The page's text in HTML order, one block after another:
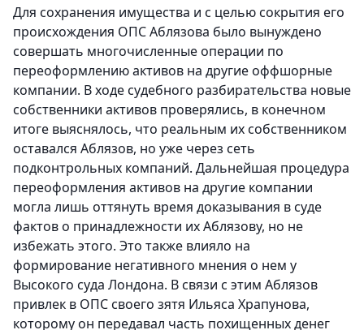
Для сохранения имущества и с целью сокрытия его
происхождения ОПС Аблязова было вынуждено
совершать многочисленные операции по
переоформлению активов на другие оффшорные
компании. В ходе судебного разбирательства новые
собственники активов проверялись, в конечном
итоге выяснялось, что реальным их собственником
оставался Аблязов, но уже через сеть
подконтрольных компаний. Дальнейшая процедура
переоформления активов на другие компании
могла лишь оттянуть время доказывания в суде
фактов о принадлежности их Аблязову, но не
избежать этого. Это также влияло на
формирование негативного мнения о нем у
Высокого суда Лондона. В связи с этим Аблязов
привлек в ОПС своего зятя Ильяса Храпунова,
которому он передавал часть похищенных денег